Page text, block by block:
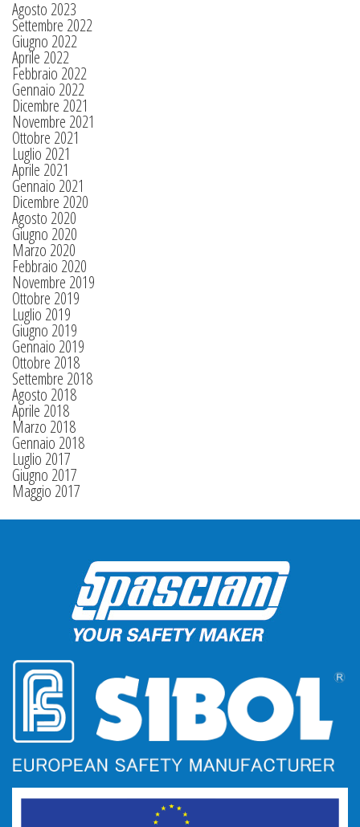
Agosto 2023
Settembre 2022
Giugno 2022
Aprile 2022
Febbraio 2022
Gennaio 2022
Dicembre 2021
Novembre 2021
Ottobre 2021
Luglio 2021
Aprile 2021
Gennaio 2021
Dicembre 2020
Agosto 2020
Giugno 2020
Marzo 2020
Febbraio 2020
Novembre 2019
Ottobre 2019
Luglio 2019
Giugno 2019
Gennaio 2019
Ottobre 2018
Settembre 2018
Agosto 2018
Aprile 2018
Marzo 2018
Gennaio 2018
Luglio 2017
Giugno 2017
Maggio 2017